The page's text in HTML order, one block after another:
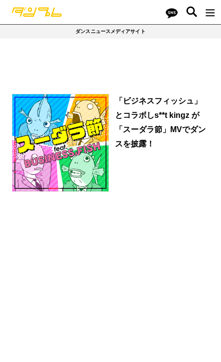
ダンスニュースメディアサイト
「ビジネスフィッシュ」
とコラボしs**t kingz が
「スーダラ節」MVでダン
スを披露！